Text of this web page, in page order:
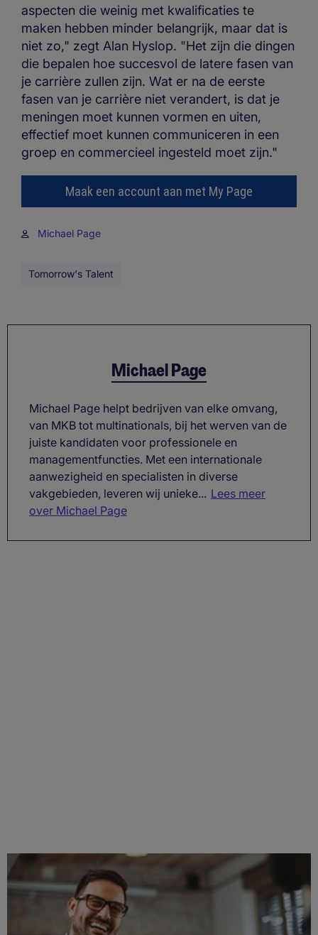
aspecten die weinig met kwalificaties te
maken hebben minder belangrijk, maar dat is
niet zo," zegt Alan Hyslop. "Het zijn die dingen
die bepalen hoe succesvol de latere fasen van
je carrière zullen zijn. Wat er na de eerste
fasen van je carrière niet verandert, is dat je
meningen moet kunnen vormen en uiten,
effectief moet kunnen communiceren in een
groep en commercieel ingesteld moet zijn."
Maak een account aan met My Page
Michael Page
Tomorrow's Talent
Michael Page
Michael Page helpt bedrijven van elke omvang,
van MKB tot multinationals, bij het werven van de
juiste kandidaten voor professionele en
managementfuncties. Met een internationale
aanwezigheid en specialisten in diverse
vakgebieden, leveren wij unieke... Lees meer
over Michael Page